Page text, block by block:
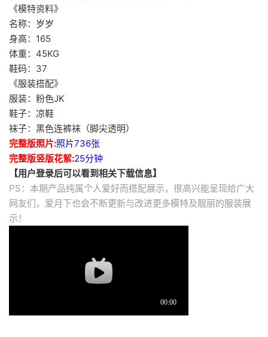
《模特资料》
名称：岁岁
身高：165
体重：45KG
鞋码：37
《服装搭配》
服装：粉色JK
鞋子：凉鞋
袜子：黑色连裤袜（脚尖透明）
完整版照片:照片736张
完整版竖版花絮:25分钟
【用户登录后可以看到相关下载信息】
PS：本期产品纯属个人爱好而搭配展示，很高兴能呈现给广大
网友们，爱月下也会不断更新与改进更多模特及靓丽的服装展
示！